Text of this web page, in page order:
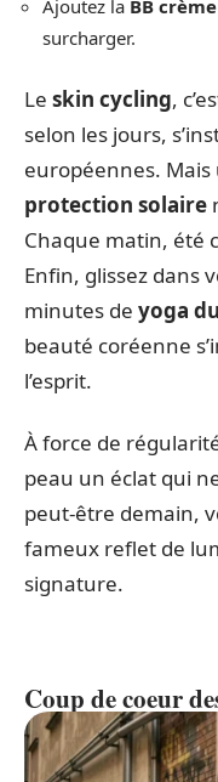
Ajoutez la BB crème
surcharger.
Le skin cycling,
selon les jours,
européennes. Mais
protection solaire
Chaque matin, été
Enfin, glissez dans
minutes de yoga
beauté coréenne
l’esprit.
À force de
peau un éclat qui
peut-être demain,
fameux reflet de
signature.
Coup de coeur